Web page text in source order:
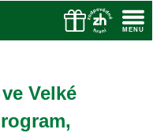
Velké